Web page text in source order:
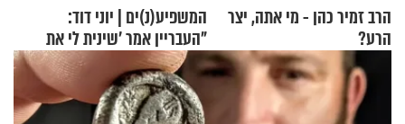
הרב זמיר כהן - מי אתה, יצר
הרע?
המשפיע(נ)ים | יוני דוד:
"העבריין אמר 'שינית לי את
החיים מהקצה אל הקצה'"